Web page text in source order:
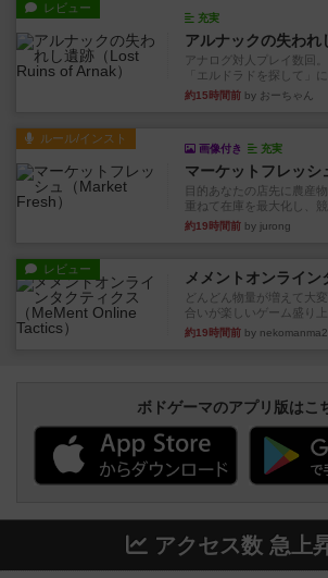
レビュー
充実
アルナックの失われ
アナログ対人プレイ数回
「エルドラドを探して」に
約15時間前 by おーちゃん
ルール/インスト
画像付き 充実
マーケットフレッシ
目的あなたの店先に農産
重ねて在庫を最大化し、競
約19時間前 by jurong
レビュー メメントオンライン
どんどん物量が増えて大
合いが楽しいゲーム盛り上
約19時間前 by
ボドゲーマのアプリ版はこ
アクセス数 急上